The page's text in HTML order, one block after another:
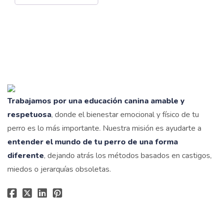
Trabajamos por una educación canina amable y
respetuosa, donde el bienestar emocional y físico de tu
perro es lo más importante. Nuestra misión es ayudarte a
entender el mundo de tu perro de una forma
diferente, dejando atrás los métodos basados en castigos,
miedos o jerarquías obsoletas.